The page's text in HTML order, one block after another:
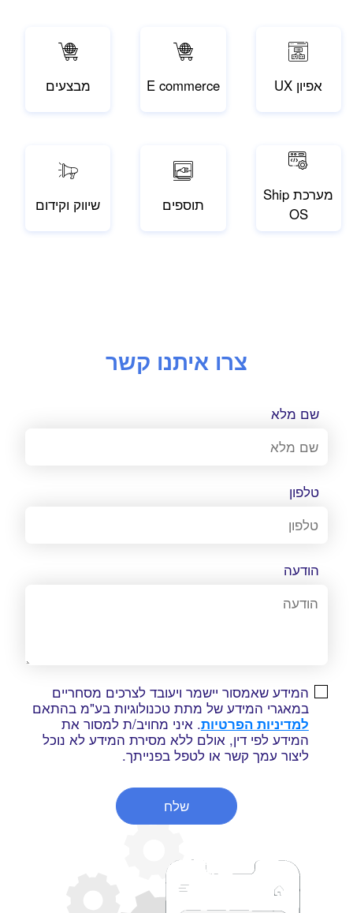
שיווק וקידום תוספים
מערכת Ship
OS
אפיון UX E commerce מבצעים
צרו איתנו קשר
שם מלא
טלפון
הודעה
המידע שאמסור יישמר ויעובד לצרכים מסחריים
במאגרי המידע של מתת טכנולוגיות בע"מ בהתאם
למדיניות הפרטיות. איני מחויב/ת למסור את
המידע לפי דין, אולם ללא מסירת המידע לא נוכל
ליצור עמך קשר או לטפל בפנייתך.